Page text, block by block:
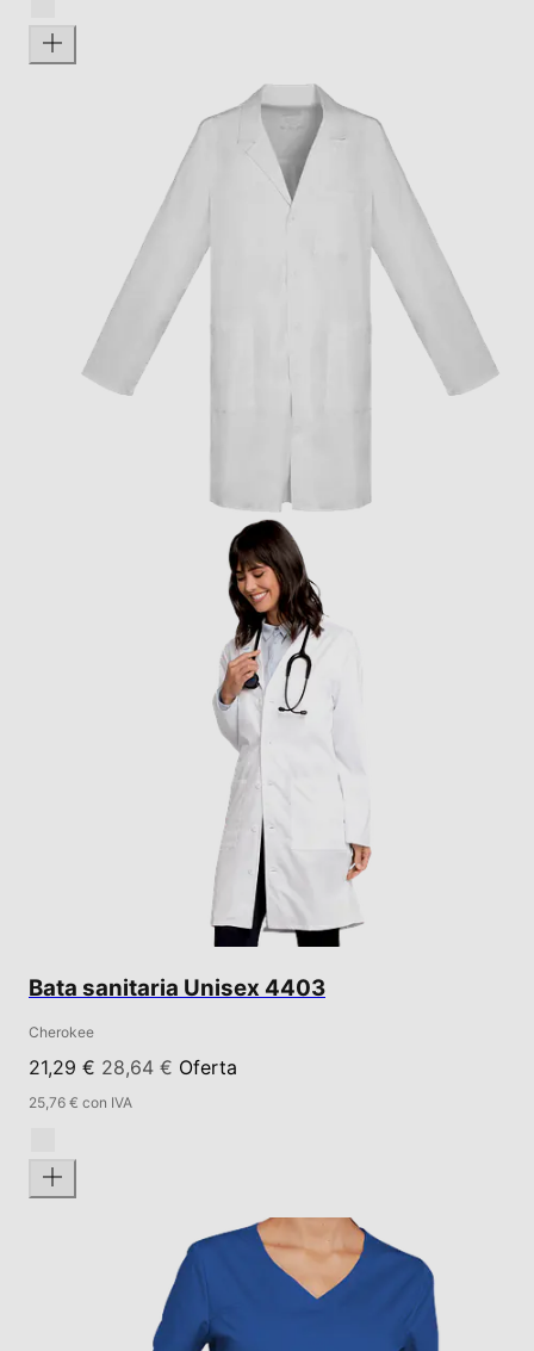
Bata sanitaria Unisex 4403
Cherokee
21,29 € 28,64 € Oferta
25,76 € con IVA